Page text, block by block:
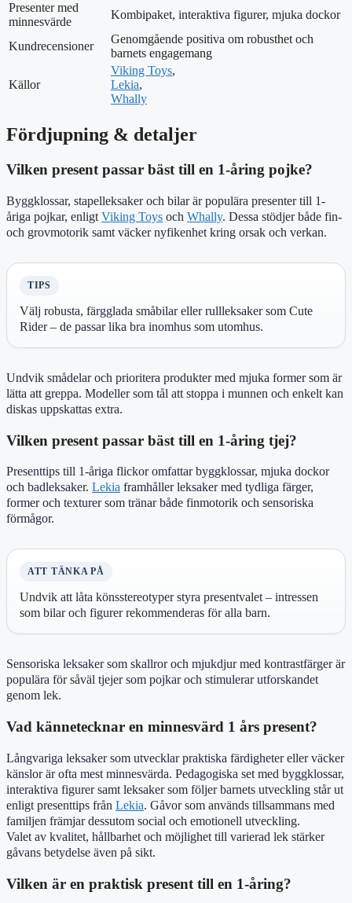
Presenter med
minnesvärde
Kombipaket, interaktiva figurer, mjuka dockor
Kundrecensioner
Genomgående positiva om robusthet och
barnets engagemang
Källor
Viking Toys,
Lekia,
Whally
Fördjupning & detaljer
Vilken present passar bäst till en 1-åring pojke?
Byggklossar, stapelleksaker och bilar är populära presenter till 1-
åriga pojkar, enligtViking Toys och Whally. Dessa stödjer både fin-
och grovmotorik samt väcker nyfikenhet kring orsak och verkan.
TIPS
Välj robusta, färgglada småbilar eller rullleksaker som Cute
Rider – de passar lika bra inomhus som utomhus.
Undvik smådelar och prioritera produkter med mjuka former som är
lätta att greppa. Modeller som tål att stoppa i munnen och enkelt kan
diskas uppskattas extra.
Vilken present passar bäst till en 1-åring tjej?
Presenttips till 1-åriga flickor omfattar byggklossar, mjuka dockor
och badleksaker. Lekia framhåller leksaker med tydliga färger,
former och texturer som tränar både finmotorik och sensoriska
förmågor.
ATT TÄNKA PÅ
Undvik att låta könsstereotyper styra presentvalet – intressen
som bilar och figurer rekommenderas för alla barn.
Sensoriska leksaker som skallror och mjukdjur med kontrastfärger är
populära för såväl tjejer som pojkar och stimulerar utforskandet
genom lek.
Vad kännetecknar en minnesvärd 1 års present?
Långvariga leksaker som utvecklar praktiska färdigheter eller väcker
känslor är ofta mest minnesvärda. Pedagogiska set med byggklossar,
interaktiva figurer samt leksaker som följer barnets utveckling står ut
enligt presenttips från Lekia. Gåvor som används tillsammans med
familjen främjar dessutom social och emotionell utveckling.
Valet av kvalitet, hållbarhet och möjlighet till varierad lek stärker
gåvans betydelse även på sikt.
Vilken är en praktisk present till en 1-åring?